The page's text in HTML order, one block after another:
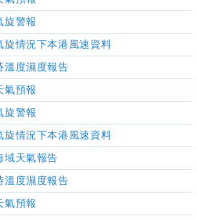
旋警報
情況下本港風速資料
度濕度報告
氣預報
旋警報
情況下本港風速資料
域天氣報告
度濕度報告
氣預報